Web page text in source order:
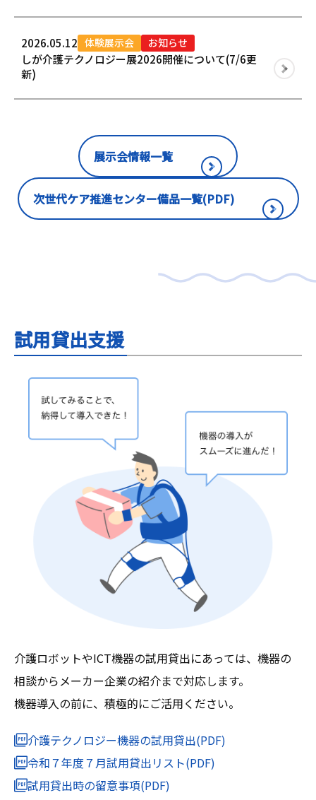
2026.05.12 体験展示会 お知らせ
しが介護テクノロジー展2026開催について(7/6更
新)
展示会情報一覧
次世代ケア推進センター備品一覧(PDF)
試用貸出支援
介護ロボットやICT機器の試用貸出にあっては、機器の
相談からメーカー企業の紹介まで対応します。
機器導入の前に、積極的にご活用ください。
介護テクノロジー機器の試用貸出(PDF)
令和７年度７月試用貸出リスト(PDF)
試用貸出時の留意事項(PDF)